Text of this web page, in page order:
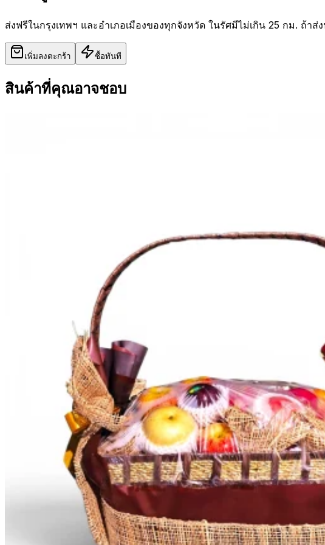
ส่งฟรีในกรุงเทพฯ และอำเภอเมืองของทุกจังหวัด ในรัศมีไม่เกิน 25 กม. ถ้า
เพิ่มลงตะกร้า ซื้อทันที
สินค้าที่คุณอาจชอบ